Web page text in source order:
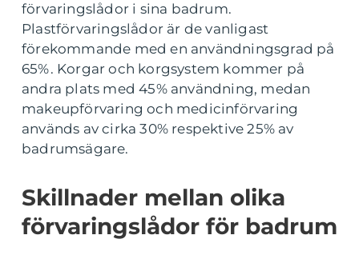
förvaringslådor i sina badrum.
Plastförvaringslådor är de vanligast
förekommande med en användningsgrad på
65%. Korgar och korgsystem kommer på
andra plats med 45% användning, medan
makeupförvaring och medicinförvaring
används av cirka 30% respektive 25% av
badrumsägare.
Skillnader mellan olika
förvaringslådor för badrum